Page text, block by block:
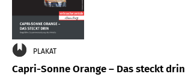
PLAKAT
Capri-Sonne Orange – Das steckt drin